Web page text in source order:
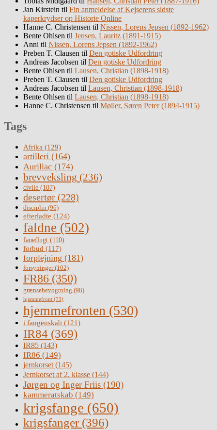
Jan Kirstein til Fin anmeldelse af Kejserens sidste
kaperkrydser op Historie Online
Hanne C. Christensen til Nissen, Lorens Jepsen (1892-1962)
Bente Ohlsen til Jensen, Lauritz (1891-1915)
Anni til Nissen, Lorens Jepsen (1892-1962)
Preben T. Clausen til Den gotiske Udfordring
Andreas Jacobsen til Den gotiske Udfordring
Bente Ohlsen til Lausen, Christian (1898-1918)
Preben T. Clausen til Den gotiske Udfordring
Andreas Jacobsen til Lausen, Christian (1898-1918)
Bente Ohlsen til Lausen, Christian (1898-1918)
Hanne C. Christensen til Møller, Søren Peter (1894-1915)
Tags
Afrika (129)
artilleri (164)
Aurillac (174)
brevveksling (236)
civile (107)
desertør (228)
disciplin (96)
efterladte (124)
faldne (502)
faneflugt (110)
forbud (117)
forplejning (181)
forsyninger(102)
FR86 (350)
grænsebevogtning (98)
hjemmefront (73)
hjemmefronten (530)
i fangenskab (121)
IR84 (369)
IR85 (143)
IR86 (149)
jernkorset(145)
Jernkorset af 2. klasse (144)
Jørgen og Inger Friis (190)
kammeratskab (149)
krigsfange (650)
krigsfanger (396)